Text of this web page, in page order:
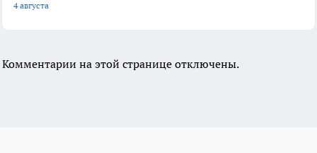
4 августа
Комментарии на этой странице отключены.